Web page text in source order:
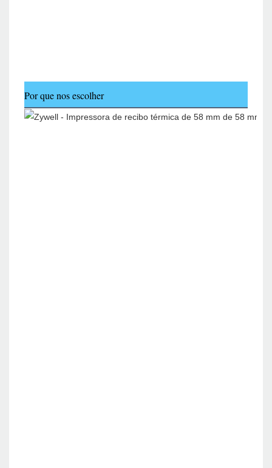
Por que nos escolher